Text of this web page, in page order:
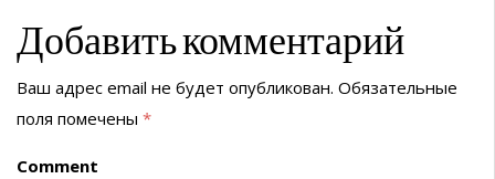
Добавить комментарий
Ваш адрес email не будет опубликован. Обязательные
поля помечены *
Comment